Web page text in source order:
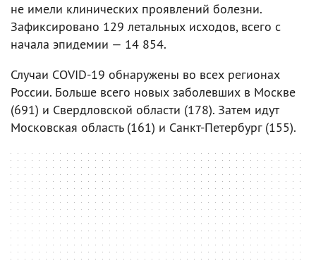
не имели клинических проявлений болезни.
Зафиксировано 129 летальных исходов, всего с
начала эпидемии — 14 854.
Случаи COVID-19 обнаружены во всех регионах
России. Больше всего новых заболевших в Москве
(691) и Свердловской области (178). Затем идут
Московская область (161) и Санкт-Петербург (155).